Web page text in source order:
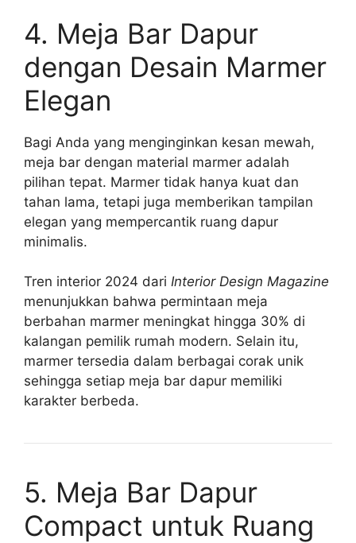
4. Meja Bar Dapur
dengan Desain Marmer
Elegan
Bagi Anda yang menginginkan kesan mewah,
meja bar dengan material marmer adalah
pilihan tepat. Marmer tidak hanya kuat dan
tahan lama, tetapi juga memberikan tampilan
elegan yang mempercantik ruang dapur
minimalis.
Tren interior 2024 dari Interior Design Magazine
menunjukkan bahwa permintaan meja
berbahan marmer meningkat hingga 30% di
kalangan pemilik rumah modern. Selain itu,
marmer tersedia dalam berbagai corak unik
sehingga setiap meja bar dapur memiliki
karakter berbeda.
5. Meja Bar Dapur
Compact untuk Ruang